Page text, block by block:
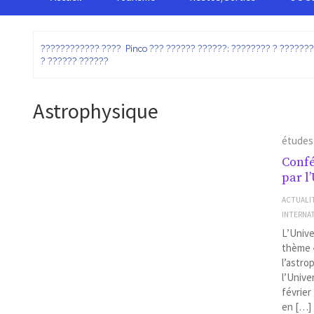
???????????? ???? Pinco ??? ?????? ??????: ???????? ?
? ?????? ??????
Astrophysique
études
par
thème
février
en […]